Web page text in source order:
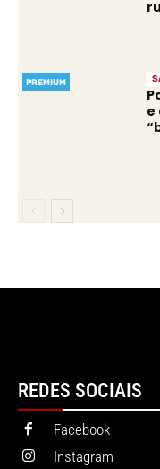
PREMIUM
e
REDES SOCIAIS
Facebook
Instagram